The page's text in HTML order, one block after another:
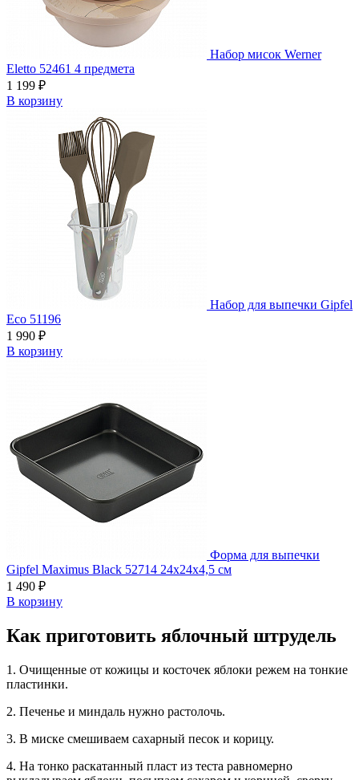
Набор мисок Werner
Eletto 52461 4 предмета
1 199 ₽
В корзину
Набор для выпечки Gipfel
Eco 51196
1 990 ₽
В корзину
Форма для выпечки
Gipfel Maximus Black 52714 24x24х4,5 см
1 490 ₽
В корзину
Как приготовить яблочный штрудель
1. Очищенные от кожицы и косточек яблоки режем на тонкие
пластинки.
2. Печенье и миндаль нужно растолочь.
3. В миске смешиваем сахарный песок и корицу.
4. На тонко раскатанный пласт из теста равномерно